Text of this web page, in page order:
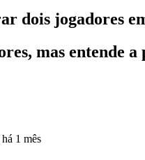
dois jogadores
mas entende a
há 1 mês